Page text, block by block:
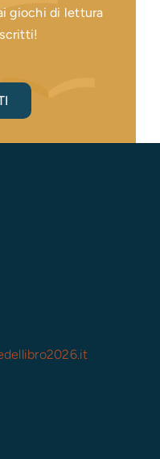
giochi di lettura